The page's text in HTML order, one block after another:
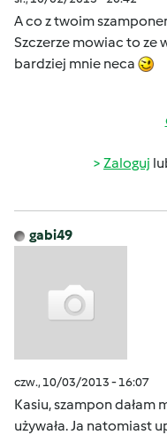
A co z twoim
Szczerze mowiac to ze
bardziej mnie neca
Zaloguj
gabi49
czw., 10/03/2013 - 16:07
Kasiu, szampon dałam
używała. Ja natomiast